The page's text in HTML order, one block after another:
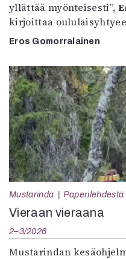
yllättää myönteisesti”,
kirjoittaa
Eros Gomorralainen
Mustarinda Paperilehdestä
Vieraan vieraana
2–3/2026
Mustarindan